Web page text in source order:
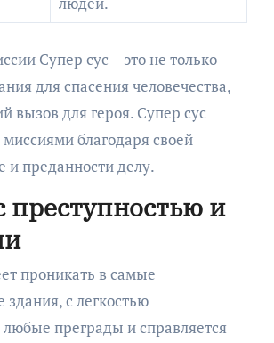
Супер сус – это не только
для спасения человечества,
вызов для героя. Супер сус
миссиями благодаря своей
и преданности делу.
преступностью и
проникать в самые
с легкостью
любые преграды и справляется